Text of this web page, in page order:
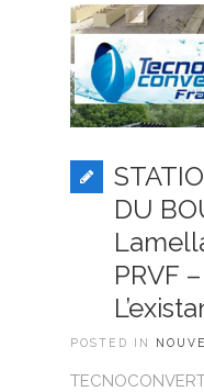
DU
PRVF
POSTED IN